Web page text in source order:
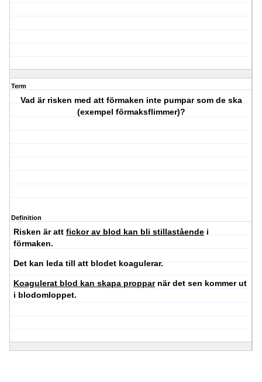
Term
Vad är risken med att förmaken inte pumpar som de ska
(exempel förmaksflimmer)?
Definition
Risken är att fickor av blod kan bli stillastående i
förmaken.
Det kan leda till att blodet koagulerar.
Koagulerat blod kan skapa propparnär det sen kommer ut
i blodomloppet.